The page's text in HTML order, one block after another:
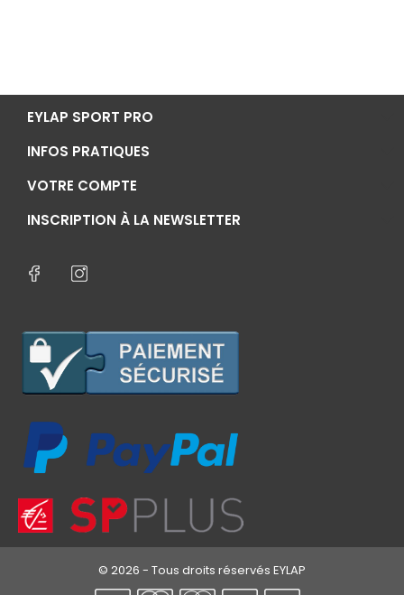
EYLAP SPORT PRO
INFOS PRATIQUES
VOTRE COMPTE
INSCRIPTION À LA NEWSLETTER
© 2026 - Tous droits réservés EYLAP